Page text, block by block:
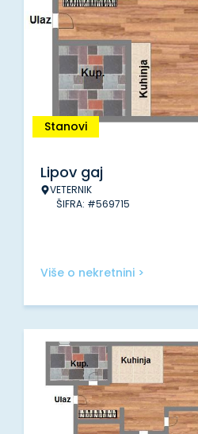
Stanovi
Lipov gaj
VETERNIK
ŠIFRA: #569715
Više o nekretnini >